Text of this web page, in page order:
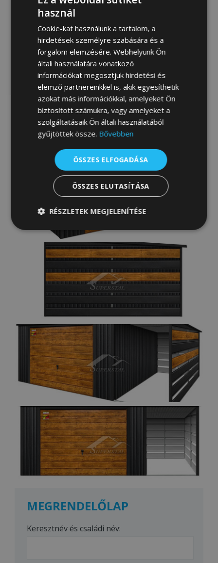
Fotógaléria:
MEGRENDELŐLAP
Keresztnév és családi név:
használ
Cookie-kat használunk a tartalom, a
hirdetések személyre szabására és a
forgalom elemzésére. Webhelyünk Ön
általi használatára vonatkozó
információkat megosztjuk hirdetési és
elemző partnereinkkel is, akik egyesíthetik
azokat más információkkal, amelyeket Ön
biztosított számukra, vagy amelyeket a
szolgáltatásaik Ön általi használatából
gyűjtöttek össze. Bővebben
ÖSSZES ELFOGADÁSA
ÖSSZES ELUTASÍTÁSA
RÉSZLETEK MEGJELENÍTÉSE
Elengedhetetlenül
szükséges
Teljesítmény
Célzás Funkcionalitás
Besorolatlan